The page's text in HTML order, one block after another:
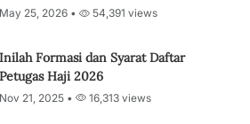
May 25, 2026 • 54,391 views
Inilah Formasi dan Syarat Daftar
Petugas Haji 2026
Nov 21, 2025 • 16,313 views